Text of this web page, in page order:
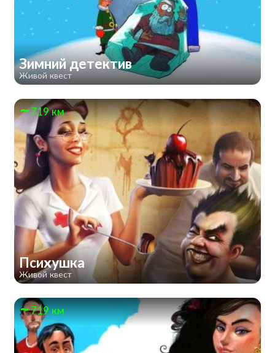
Зимний детектив
Живой квест
719 км
Психушка
Живой квест
719 км